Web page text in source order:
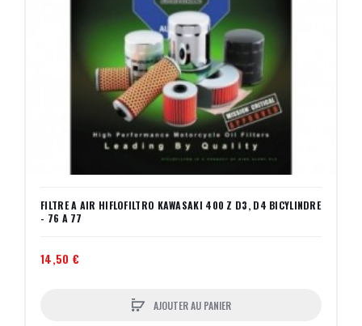
FILTRE A AIR HIFLOFILTRO KAWASAKI 400 Z D3, D4 BICYLINDRE
- 76 A 77
14,50 €
AJOUTER AU PANIER